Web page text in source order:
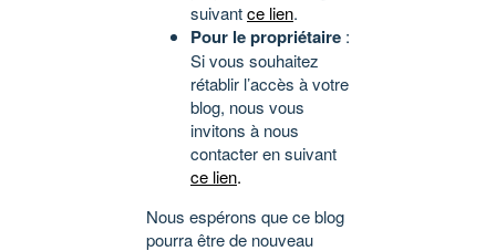
suivantce lien.
Pour le propriétaire :
Si vous souhaitez
rétablir l’accès à votre
blog, nous vous
invitons à nous
contacter en suivant
ce lien.
Nous espérons que ce blog
pourra être de nouveau